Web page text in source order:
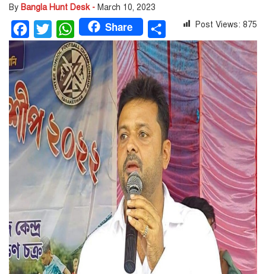
By Bangla Hunt Desk - March 10, 2023
FacebookTwitterWhatsApp
Share
Share
Post Views: 875